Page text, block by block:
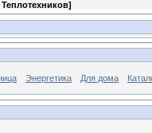
]
Энергетика Для дома